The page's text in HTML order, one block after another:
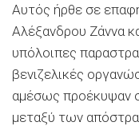
Αυτός ήρθε σε
Αλέξανδρου Ζάννα
υπόλοιπες
βενιζελικές
αμέσως προέκυψαν
μεταξύ των